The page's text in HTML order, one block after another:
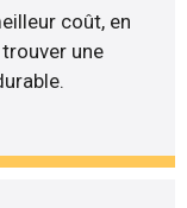
coût, en
une